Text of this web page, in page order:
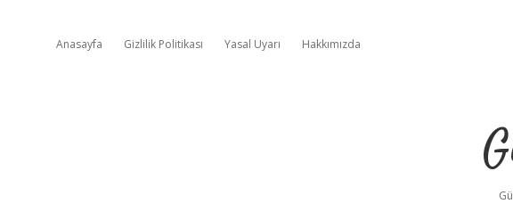
Anasayfa Gizlilik Politikası Yasal Uyarı Hakkımızda